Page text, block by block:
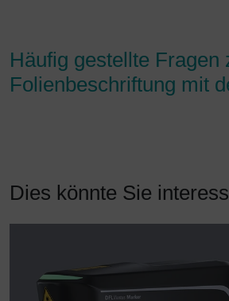
Häufig gestellte Fragen
Folienbeschriftung mit
Dies könnte Sie